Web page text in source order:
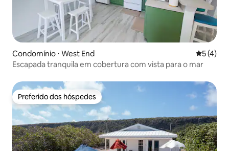
Condomínio ⋅ West End 5 de
5 (4)
Escapada tranquila em cobertura com vista para o mar
Preferido dos hóspedes
Preferido dos hóspedes